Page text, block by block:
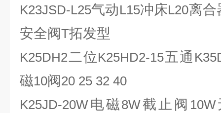
K23JSD-L25气动L15冲床L20离合
安全阀T拓发型
K25DH2二位K25HD2-15五通
磁10阀20 25 32 40
K25JD-20W 电磁8W截止阀 10W